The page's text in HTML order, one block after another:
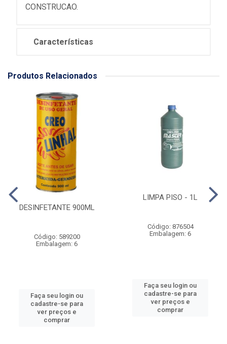
CONSTRUCAO.
Características
Produtos Relacionados
DESINFETANTE 900ML
Código: 589200
Embalagem: 6
Faça seu login ou
cadastre-se para
ver preços e
comprar
LIMPA PISO - 1L
Código: 876504
Embalagem: 6
Faça seu login ou
cadastre-se para
ver preços e
comprar